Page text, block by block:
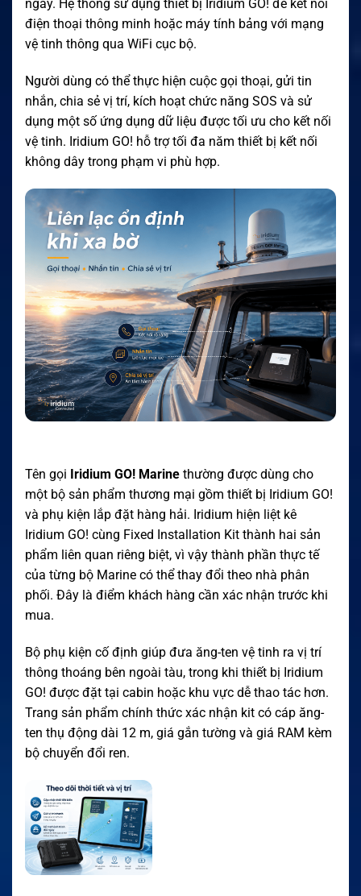
ngày. Hệ thống sử dụng thiết bị Iridium GO! để kết nối
điện thoại thông minh hoặc máy tính bảng với mạng
vệ tinh thông qua WiFi cục bộ.
Người dùng có thể thực hiện cuộc gọi thoại, gửi tin
nhắn, chia sẻ vị trí, kích hoạt chức năng SOS và sử
dụng một số ứng dụng dữ liệu được tối ưu cho kết nối
vệ tinh. Iridium GO! hỗ trợ tối đa năm thiết bị kết nối
không dây trong phạm vi phù hợp.
Tên gọi Iridium GO! Marine thường được dùng cho
một bộ sản phẩm thương mại gồm thiết bị Iridium GO!
và phụ kiện lắp đặt hàng hải. Iridium hiện liệt kê
Iridium GO! cùng Fixed Installation Kit thành hai sản
phẩm liên quan riêng biệt, vì vậy thành phần thực tế
của từng bộ Marine có thể thay đổi theo nhà phân
phối. Đây là điểm khách hàng cần xác nhận trước khi
mua.
Bộ phụ kiện cố định giúp đưa ăng-ten vệ tinh ra vị trí
thông thoáng bên ngoài tàu, trong khi thiết bị Iridium
GO! được đặt tại cabin hoặc khu vực dễ thao tác hơn.
Trang sản phẩm chính thức xác nhận kit có cáp ăng-
ten thụ động dài 12 m, giá gắn tường và giá RAM kèm
bộ chuyển đổi ren.